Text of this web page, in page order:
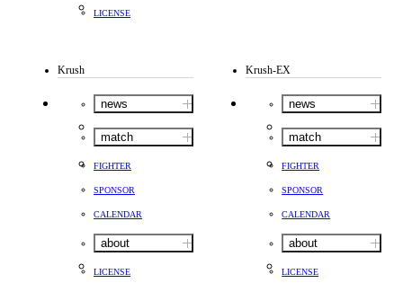
LICENSE
Krush
news
match
FIGHTER
SPONSOR
CALENDAR
about
LICENSE
Krush-EX
news
match
FIGHTER
SPONSOR
CALENDAR
about
LICENSE